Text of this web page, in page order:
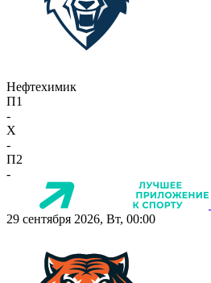
Нефтехимик
П1
-
X
-
П2
-
29 сентября 2026, Вт, 00:00